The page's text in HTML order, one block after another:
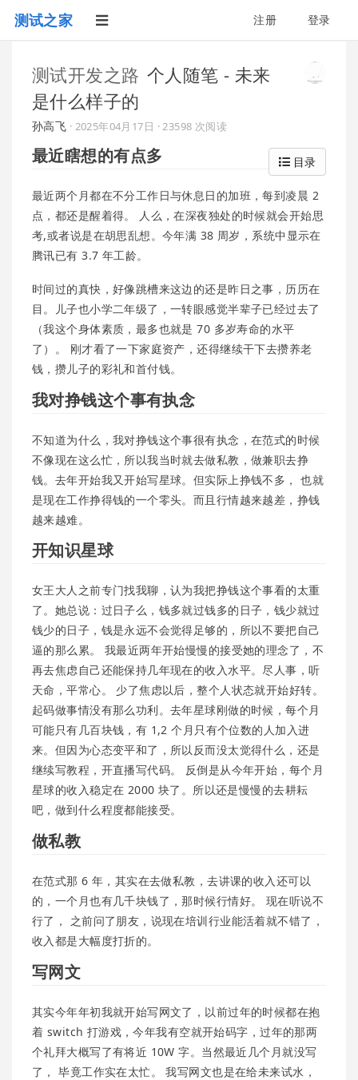
测试之家 注册 登录
测试开发之路 个人随笔 - 未来
是什么样子的
孙高飞 · 2025年04月17日 · 23598 次阅读
目录
最近瞎想的有点多
最近两个月都在不分工作日与休息日的加班，每到凌晨 2
点，都还是醒着得。 人么，在深夜独处的时候就会开始思
考,或者说是在胡思乱想。今年满 38 周岁，系统中显示在
腾讯已有 3.7 年工龄。
时间过的真快，好像跳槽来这边的还是昨日之事，历历在
目。儿子也小学二年级了，一转眼感觉半辈子已经过去了
（我这个身体素质，最多也就是 70 多岁寿命的水平
了）。 刚才看了一下家庭资产，还得继续干下去攒养老
钱，攒儿子的彩礼和首付钱。
我对挣钱这个事有执念
不知道为什么，我对挣钱这个事很有执念，在范式的时候
不像现在这么忙，所以我当时就去做私教，做兼职去挣
钱。去年开始我又开始写星球。但实际上挣钱不多， 也就
是现在工作挣得钱的一个零头。而且行情越来越差，挣钱
越来越难。
开知识星球
女王大人之前专门找我聊，认为我把挣钱这个事看的太重
了。她总说：过日子么，钱多就过钱多的日子，钱少就过
钱少的日子，钱是永远不会觉得足够的，所以不要把自己
逼的那么累。 我最近两年开始慢慢的接受她的理念了，不
再去焦虑自己还能保持几年现在的收入水平。尽人事，听
天命，平常心。 少了焦虑以后，整个人状态就开始好转。
起码做事情没有那么功利。去年星球刚做的时候，每个月
可能只有几百块钱，有 1,2 个月只有个位数的人加入进
来。但因为心态变平和了，所以反而没太觉得什么，还是
继续写教程，开直播写代码。 反倒是从今年开始，每个月
星球的收入稳定在 2000 块了。所以还是慢慢的去耕耘
吧，做到什么程度都能接受。
做私教
在范式那 6 年，其实在去做私教，去讲课的收入还可以
的，一个月也有几千块钱了，那时候行情好。 现在听说不
行了， 之前问了朋友，说现在培训行业能活着就不错了，
收入都是大幅度打折的。
写网文
其实今年年初我就开始写网文了，以前过年的时候都在抱
着 switch 打游戏，今年我有空就开始码字，过年的那两
个礼拜大概写了有将近 10W 字。当然最近几个月就没写
了， 毕竟工作实在太忙。 我写网文也是在给未来试水，